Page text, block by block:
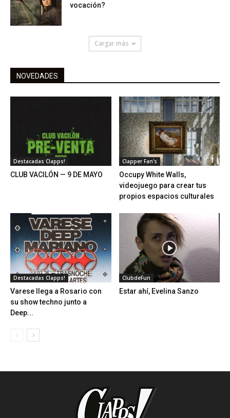
vocación?
Cargar más
NOVEDADES
Destacadas Clapps!
CLUB VACILÓN — 9 DE MAYO
Clapper Fan's
Occupy White Walls,
videojuego para crear tus
propios espacios culturales
Destacadas Clapps!
Varese llega a Rosario con
su show techno junto a
Deep...
ClubdeFun
Estar ahí, Evelina Sanzo